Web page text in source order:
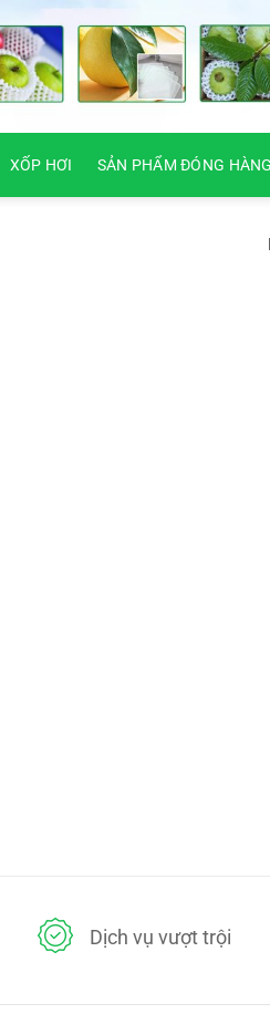
XỐP HƠI SẢN PHẨM ĐÓNG HÀNG
Dịch vụ vượt trội